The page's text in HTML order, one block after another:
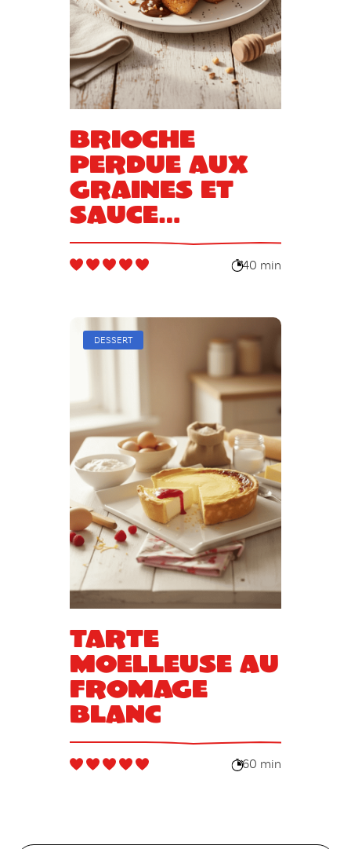
Brioche
perdue aux
graines et
sauce
chocolat
praliné
40 min
DESSERT
Tarte
moelleuse au
fromage
blanc
60 min